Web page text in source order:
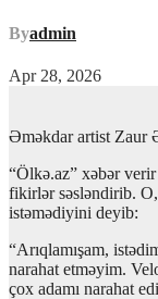
Byadmin
Apr 28, 2026
Əməkdar artist Zaur
“Ölkə.az” xəbər
fikirlər səsləndirib.
istəmədiyini deyib:
“Arıqlamışam,
narahat etməyim.
çox adamı narahat